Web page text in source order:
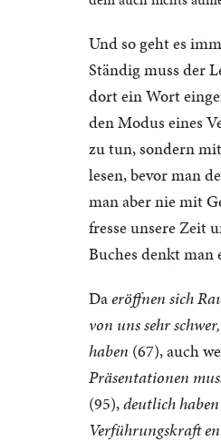
Und so geht es
Ständig muss der
dort ein Wort
den Modus eines
zu tun, sondern
lesen, bevor man
man aber nie mit
fresse unsere Zeit
Buches denkt man
Daeröffnen sich
von uns sehr
haben (67), auch
Präsentationen
(95),deutlich haben
Verführungskraft